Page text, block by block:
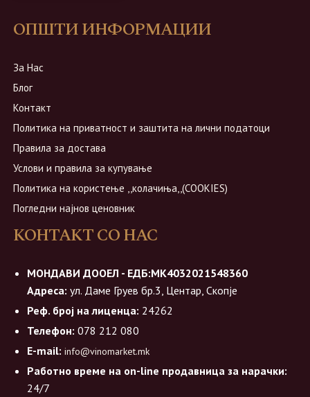
ОПШТИ ИНФОРМАЦИИ
За Нас
Блог
Контакт
Политика на приватност и заштита на лични податоци
Правила за достава
Услови и правила за купување
Политика на користење ,,колачиња,,(COOKIES)
Погледни најнов ценовник
КОНТАКТ СО НАС
МОНДАВИ ДООЕЛ - ЕДБ:МК4032021548360
Адреса: ул. Даме Груев бр.3, Центар, Скопје
Реф. број на лиценца: 24262
Телефон: 078 212 080
E-mail: info@vinomarket.mk
Работно време на on-line продавница за нарачки:
24/7